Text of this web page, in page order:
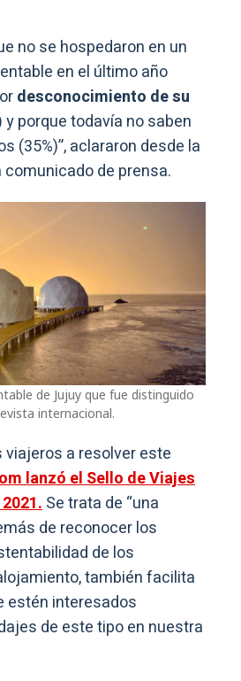
no se hospedaron en un
en el último año
desconocimiento de su
y porque todavía no saben
(35%)”, aclararon desde la
de prensa.
de Jujuy que fue distinguido
internacional.
viajeros a resolver este
lanzó el Sello de Viajes
Se trata de “una
de reconocer los
de los
también facilita
estén interesados
de este tipo en nuestra